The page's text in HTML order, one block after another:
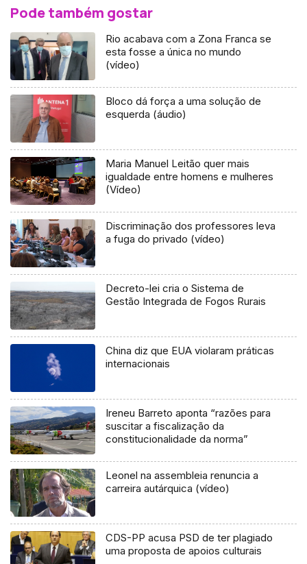
Pode também gostar
Rio acabava com a Zona Franca se
esta fosse a única no mundo
(vídeo)
Bloco dá força a uma solução de
esquerda (áudio)
Maria Manuel Leitão quer mais
igualdade entre homens e mulheres
(Vídeo)
Discriminação dos professores leva
a fuga do privado (vídeo)
Decreto-lei cria o Sistema de
Gestão Integrada de Fogos Rurais
China diz que EUA violaram práticas
internacionais
Ireneu Barreto aponta “razões para
suscitar a fiscalização da
constitucionalidade da norma”
Leonel na assembleia renuncia a
carreira autárquica (vídeo)
CDS-PP acusa PSD de ter plagiado
uma proposta de apoios culturais